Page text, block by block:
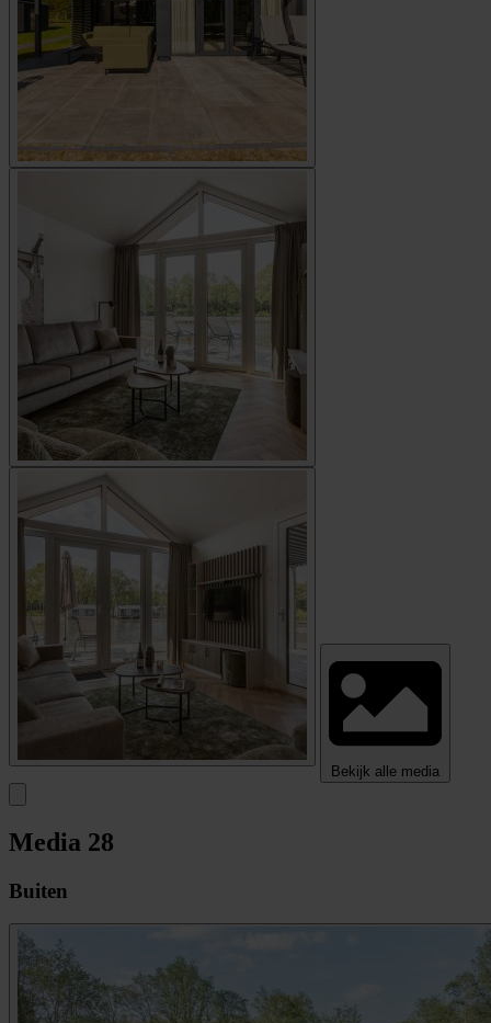
Bekijk alle media
Media 28
Buiten